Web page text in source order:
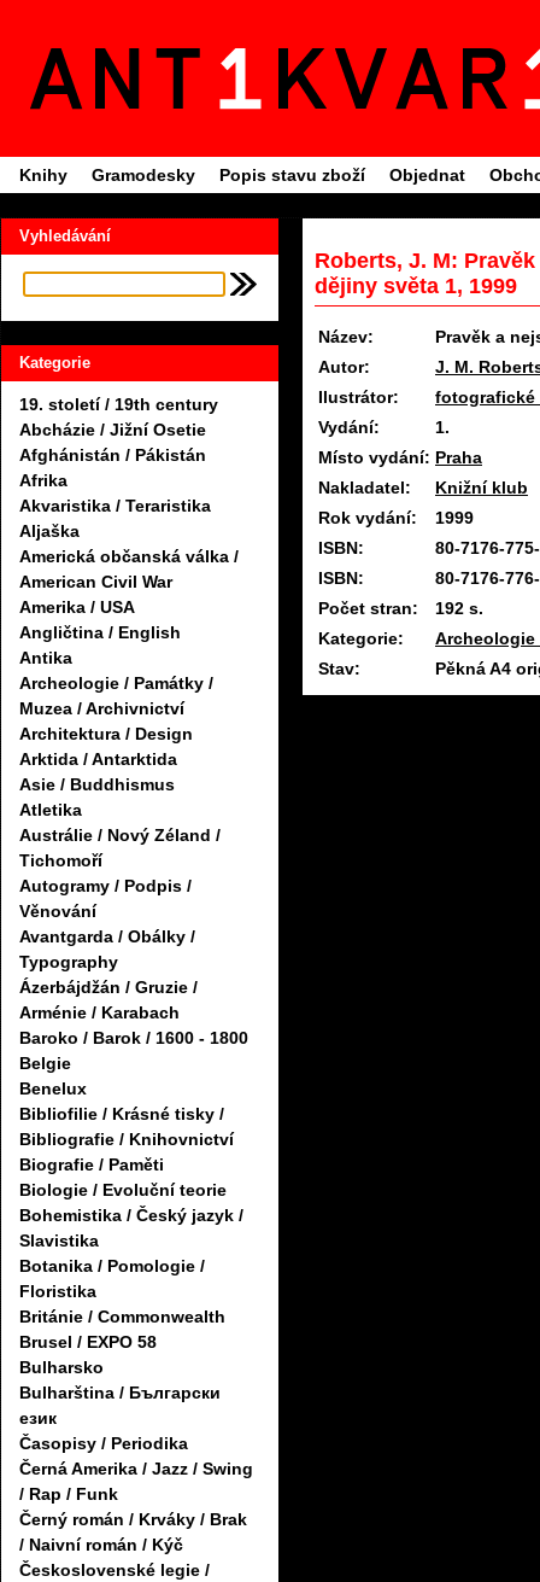
Knihy Gramodesky Popis stavu zboží Objednat
Vyhledávání
Kategorie
19. století / 19th century
Abcházie / Jižní Osetie
Afghánistán / Pákistán
Afrika
Akvaristika / Teraristika
Aljaška
Americká občanská válka /
American Civil War
Amerika / USA
Angličtina / English
Antika
Archeologie / Památky /
Muzea / Archivnictví
Architektura / Design
Arktida / Antarktida
Asie / Buddhismus
Atletika
Austrálie / Nový Zéland /
Tichomoří
Autogramy / Podpis /
Věnování
Avantgarda / Obálky /
Typography
Ázerbájdžán / Gruzie /
Arménie / Karabach
Baroko / Barok / 1600 - 1800
Belgie
Benelux
Bibliofilie / Krásné tisky /
Bibliografie / Knihovnictví
Biografie / Paměti
Biologie / Evoluční teorie
Bohemistika / Český jazyk /
Slavistika
Botanika / Pomologie /
Floristika
Británie / Commonwealth
Brusel / EXPO 58
Bulharsko
Bulharština / Български
език
Časopisy / Periodika
Černá Amerika / Jazz / Swing
/ Rap / Funk
Černý román / Krváky / Brak
/ Naivní román / Kýč
Československé legie /
Roberts, J. M:
dějiny světa 1, 1999
Název:
Pravěk a
Autor:
J. M.
Ilustrátor:
fotografické
Vydání:
1.
Místo vydání: Praha
Nakladatel:
Knižní klub
Rok vydání:
1999
ISBN:
80-7176-
ISBN:
80-7176-
Počet stran:
192 s.
Kategorie:
Archeologie
Stav:
Pěkná A4